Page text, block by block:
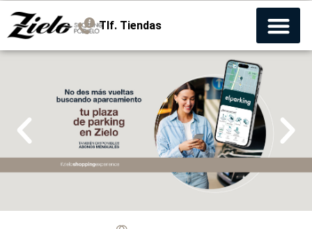
Tlf. Tiendas